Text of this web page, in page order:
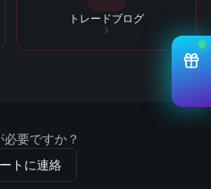
トレードブログ
要ですか？
トに連絡